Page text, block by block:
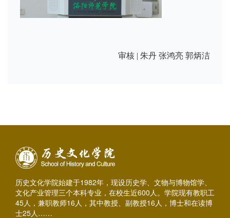
审核 | 朱丹 张鸿亮 郭炳洁
历史文化学院始建于1982年，现设历史学、文物与博物馆学、
文化产业管理三个本科专业，在校生近600人。学院现有教职工
45人，兼职教师16人，其中教授、副教授16人，博士和在读博
士25人……